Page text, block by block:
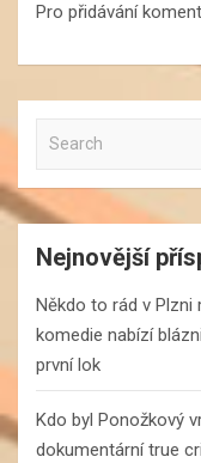
Pro přidávání
a
r
c
Nejnovější
Někdo to rád v Plzni
komedie nabízí
první lok
Kdo byl Ponožkový
dokumentární true